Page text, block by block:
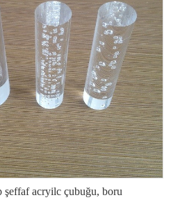
şeffaf acryilc çubuğu, boru